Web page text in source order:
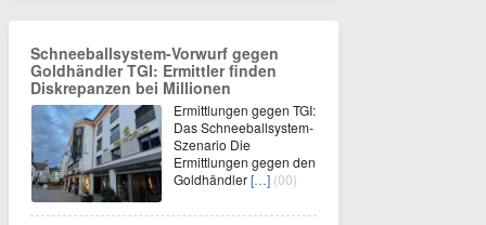
Schneeballsystem-Vorwurf gegen
Goldhändler TGI: Ermittler finden
Diskrepanzen bei Millionen
Ermittlungen gegen TGI:
Das Schneeballsystem-
Szenario Die
Ermittlungen gegen den
Goldhändler[…] (00)